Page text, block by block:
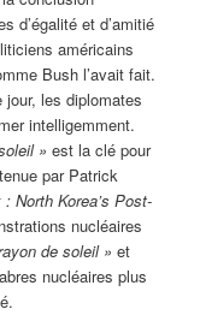
d’égalité et d’amitié
américains
Bush l’avait fait.
jour, les diplomates
intelligemment.
» est la clé pour
par Patrick
North Korea’s Post-
nucléaires
de soleil » et
nucléaires plus